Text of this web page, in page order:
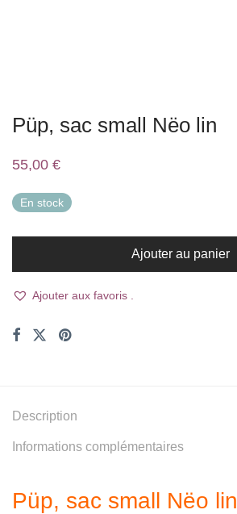
Püp, sac small Nëo lin
55,00 €
En stock
Ajouter au panier
Ajouter aux favoris .
Description
Informations complémentaires
Püp, sac small Nëo lin